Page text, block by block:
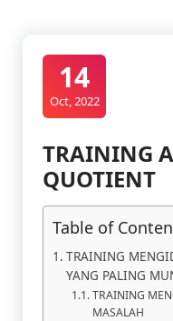
14
Oct, 2022
TRAINING
QUOTIENT
Table of
TRAINING
YANG PALING
TRAINING
MASALAH